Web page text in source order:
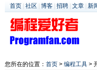
首页 社区 博客 招聘 文章 新
您所在的位置： 首页 > 编程工具 >